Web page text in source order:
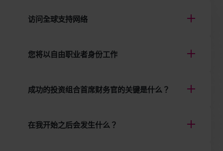
访问全球支持网络
您将以自由职业者身份工作
成功的投资组合首席财务官的关键是什么？
在我开始之后会发生什么？